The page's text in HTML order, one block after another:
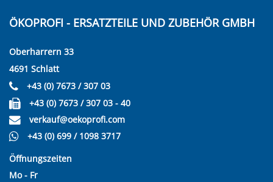
ÖKOPROFI - ERSATZTEILE UND ZUBEHÖR GMBH
Oberharrern 33
4691 Schlatt
+43 (0) 7673 / 307 03
+43 (0) 7673 / 307 03 - 40
verkauf@oekoprofi.com
+43 (0) 699 / 1098 3717
Öffnungszeiten
Mo - Fr